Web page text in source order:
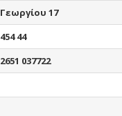
Γεωργίου 17
454 44
2651 037722